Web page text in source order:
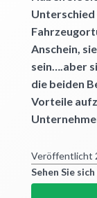
Unterschied
Anschein,
sein….aber
die beiden
Vorteile
Veröffentlicht
Sehen Sie